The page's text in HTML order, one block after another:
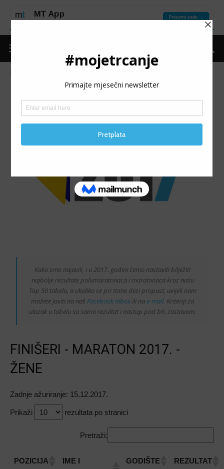
Najbolji dugoprugaši u 2017. godini
Kako smo najavili, i u 2017. godini ćemo nastaviti bilježiti
najbolje rezultate polumaratonaca i maratonaca kroz našu
Top 50 tabelu, a ukoliko se pri tome desi propust, uvijek nam
možete javiti na naš Facebook inbox ili na e-mail. Kriteriji za
ulazak u tabelu su samo rezultat i nastup pod bh. zastavom.
FINIŠERI - MARATON 2017. -
ŽENE
Zadnje ažuriranje: 15.12.2017.
Prikaži rezultata po stranici
Pretraži:
POZICIJA
IME I
GODIŠTE REZULTAT